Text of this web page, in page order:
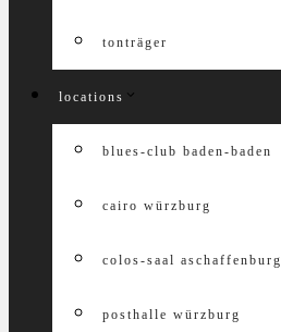
tonträger
locations
blues-club baden-baden
cairo würzburg
colos-saal aschaffenburg
posthalle würzburg